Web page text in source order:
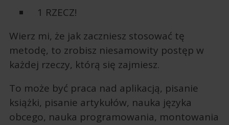
1 RZECZ!
Wierz mi, że jak zaczniesz stosować tę
metodę, to zrobisz niesamowity postęp w
każdej rzeczy, którą się zajmiesz.
To może być praca nad aplikacją, pisanie
książki, pisanie artykułów, nauka języka
obcego, nauka programowania, montowania